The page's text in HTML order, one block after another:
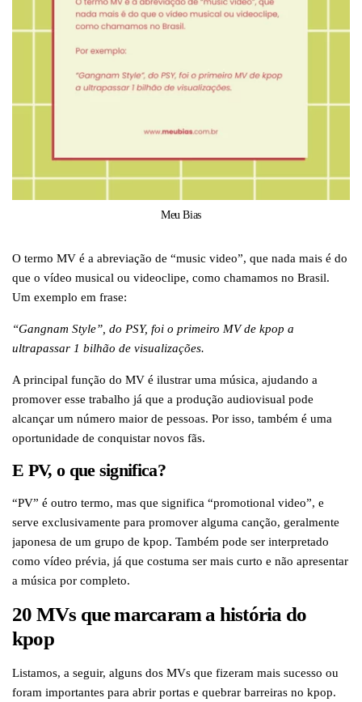
Meu Bias
O termo MV é a abreviação de “music video”, que nada mais é do
que o vídeo musical ou videoclipe, como chamamos no Brasil.
Um exemplo em frase:
“Gangnam Style”, do PSY, foi o primeiro MV de kpop a
ultrapassar 1 bilhão de visualizações.
A principal função do MV é ilustrar uma música, ajudando a
promover esse trabalho já que a produção audiovisual pode
alcançar um número maior de pessoas. Por isso, também é uma
oportunidade de conquistar novos fãs.
E PV, o que significa?
“PV” é outro termo, mas que significa “promotional video”, e
serve exclusivamente para promover alguma canção, geralmente
japonesa de um grupo de kpop. Também pode ser interpretado
como vídeo prévia, já que costuma ser mais curto e não apresentar
a música por completo.
20 MVs que marcaram a história do
kpop
Listamos, a seguir, alguns dos MVs que fizeram mais sucesso ou
foram importantes para abrir portas e quebrar barreiras no kpop.